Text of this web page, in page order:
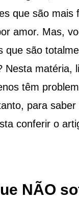
que são mais
amor. Mas,
que são
Nesta matéria,
têm
para saber
conferir o
NÃO